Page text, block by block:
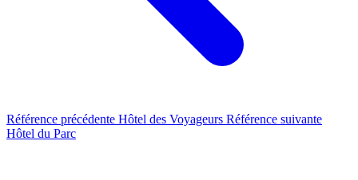
Référence précédente Hôtel des Voyageurs Référence suivante
Hôtel du Parc